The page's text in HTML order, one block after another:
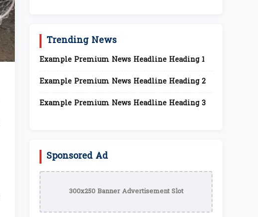
Trending News
Example Premium News Headline Heading 1
Example Premium News Headline Heading 2
Example Premium News Headline Heading 3
Sponsored Ad
300x250 Banner Advertisement Slot